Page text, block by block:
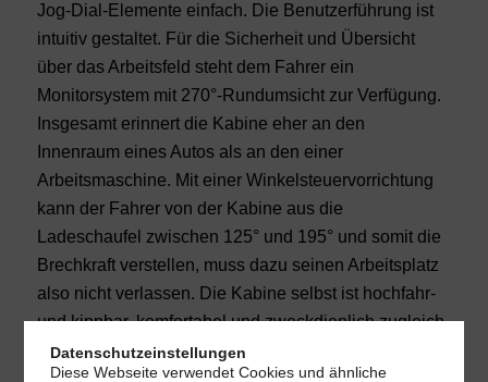
Jog-Dial-Elemente einfach. Die Benutzerführung ist
intuitiv gestaltet. Für die Sicherheit und Übersicht
über das Arbeitsfeld steht dem Fahrer ein
Monitorsystem mit 270°-Rundumsicht zur Verfügung.
Insgesamt erinnert die Kabine eher an den
Innenraum eines Autos als an den einer
Arbeitsmaschine. Mit einer Winkelsteuervorrichtung
kann der Fahrer von der Kabine aus die
Ladeschaufel zwischen 125° und 195° und somit die
Brechkraft verstellen, muss dazu seinen Arbeitsplatz
also nicht verlassen. Die Kabine selbst ist hochfahr-
und kippbar, komfortabel und zweckdienlich zugleich.
Sie interessieren sich für den TB 370 und wollen
Datenschutzeinstellungen
Diese Webseite verwendet Cookies und ähnliche